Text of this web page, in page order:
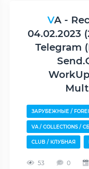
VA - Record Super Chart
04.02.2023
Telegram
ЗАРУБЕЖНЫЕ /
VA / COLLECTIONS /
CLUB / КЛУБНАЯ
53 0